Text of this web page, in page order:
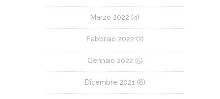
Marzo 2022 (4)
Febbraio 2022 (2)
Gennaio 2022 (5)
Dicembre 2021 (8)